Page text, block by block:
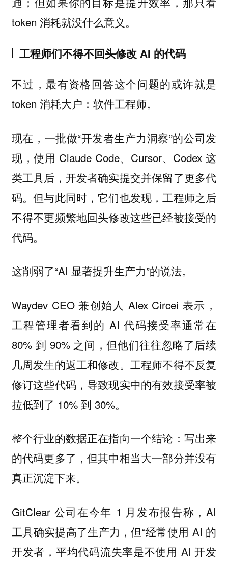
token 消耗就没什么意义。
工程师们不得不回头修改 AI 的代码
不过，最有资格回答这个问题的或许就是
token 消耗大户：软件工程师。
现在，一批做“开发者生产力洞察”的公司发
现，使用 Claude Code、Cursor、Codex 这
类工具后，开发者确实提交并保留了更多代
码。但与此同时，它们也发现，工程师之后
不得不更频繁地回头修改这些已经被接受的
代码。
这削弱了“AI 显著提升生产力”的说法。
Waydev CEO 兼创始人 Alex Circei 表示，
工程管理者看到的 AI 代码接受率通常在
80% 到 90% 之间，但他们往往忽略了后续
几周发生的返工和修改。工程师不得不反复
修订这些代码，导致现实中的有效接受率被
拉低到了 10% 到 30%。
整个行业的数据正在指向一个结论：写出来
的代码更多了，但其中相当大一部分并没有
真正沉淀下来。
GitClear 公司在今年 1 月发布报告称，AI
工具确实提高了生产力，但“经常使用 AI 的
开发者，平均代码流失率是不使用 AI 开发